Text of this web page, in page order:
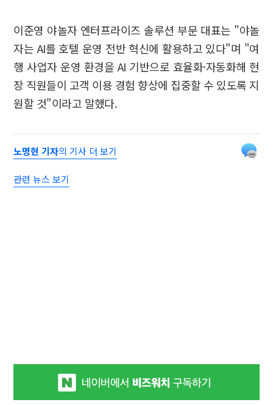
이준영 야놀자 엔터프라이즈 솔루션 부문 대표는 "야놀
자는 AI를 호텔 운영 전반 혁신에 활용하고 있다"며 "여
행 사업자 운영 환경을 AI 기반으로 효율화·자동화해 현
장 직원들이 고객 이용 경험 향상에 집중할 수 있도록 지
원할 것"이라고 말했다.
노명현 기자의 기사 더 보기
관련 뉴스 보기